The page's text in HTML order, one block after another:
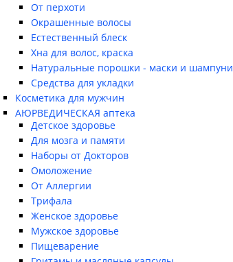
От перхоти
Окрашенные волосы
Естественный блеск
Хна для волос, краска
Натуральные порошки - маски и шампуни
Средства для укладки
Косметика для мужчин
АЮРВЕДИЧЕСКАЯ аптека
Детское здоровье
Для мозга и памяти
Наборы от Докторов
Омоложение
От Аллергии
Трифала
Женское здоровье
Мужское здоровье
Пищеварение